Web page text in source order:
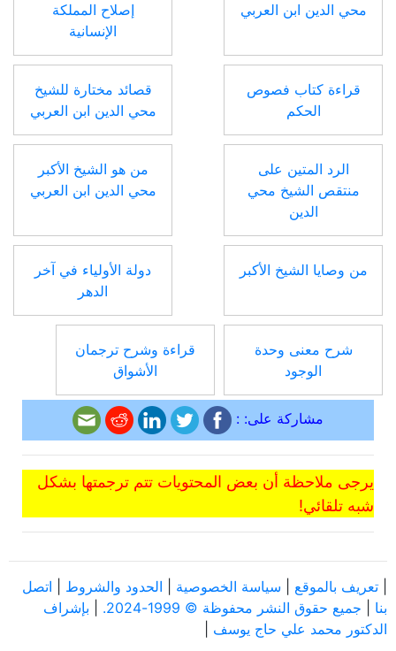
محي الدين ابن العربي
إصلاح المملكة
الإنسانية
قراءة كتاب فصوص
الحكم
قصائد مختارة للشيخ
محي الدين ابن العربي
الرد المتين على
منتقص الشيخ محي
الدين
من هو الشيخ الأكبر
محي الدين ابن العربي
من وصايا الشيخ الأكبر
دولة الأولياء في آخر
الدهر
شرح معنى وحدة
الوجود
قراءة وشرح ترجمان
الأشواق
مشاركة على: :
يرجى ملاحظة أن بعض المحتويات تتم ترجمتها بشكل
شبه تلقائي!
تعريف بالموقع سياسة الخصوصية الحدود والشروط
اتصل
بنا
جميع حقوق النشر محفوظة © 1999-2024.
بإشراف
الدكتور محمد علي حاج يوسف